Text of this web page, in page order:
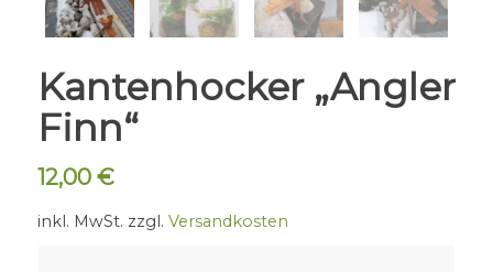
Kantenhocker „Angler
Finn“
12,00 €
inkl. MwSt. zzgl. Versandkosten